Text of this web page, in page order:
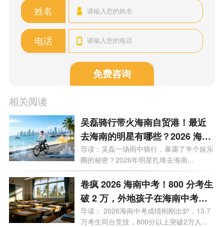
姓名
电话
免费咨询
相关阅读
吴磊骑行带火海南自贸港！最近
去海南的明星有哪些？2026 海南
有哪些明星注册公司？
导读：吴磊一场雨中骑行，暴露了半个娱乐
圈的秘密？2026年明星扎堆去海南...
卷疯 2026 海南中考！800 分考生
破 2 万，外地孩子在海南中考需
要什么条件？高层次人才子女政
导读： 2026海南中考成绩刚刚出炉，13.7
万考生同台竞技，800分以上突破2万人...